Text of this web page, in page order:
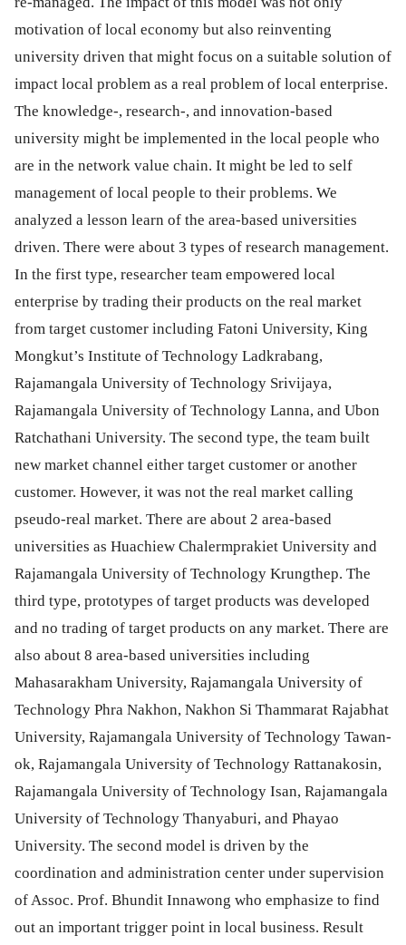
motivation of local economy but also reinventing
university driven that might focus on a suitable solution of
impact local problem as a real problem of local enterprise.
The knowledge-, research-, and innovation-based
university might be implemented in the local people who
are in the network value chain. It might be led to self
management of local people to their problems. We
analyzed a lesson learn of the area-based universities
driven. There were about 3 types of research management.
In the first type, researcher team empowered local
enterprise by trading their products on the real market
from target customer including Fatoni University, King
Mongkut’s Institute of Technology Ladkrabang,
Rajamangala University of Technology Srivijaya,
Rajamangala University of Technology Lanna, and Ubon
Ratchathani University. The second type, the team built
new market channel either target customer or another
customer. However, it was not the real market calling
pseudo-real market. There are about 2 area-based
universities as Huachiew Chalermprakiet University and
Rajamangala University of Technology Krungthep. The
third type, prototypes of target products was developed
and no trading of target products on any market. There are
also about 8 area-based universities including
Mahasarakham University, Rajamangala University of
Technology Phra Nakhon, Nakhon Si Thammarat Rajabhat
University, Rajamangala University of Technology Tawan-
ok, Rajamangala University of Technology Rattanakosin,
Rajamangala University of Technology Isan, Rajamangala
University of Technology Thanyaburi, and Phayao
University. The second model is driven by the
coordination and administration center under supervision
of Assoc. Prof. Bhundit Innawong who emphasize to find
out an important trigger point in local business. Result